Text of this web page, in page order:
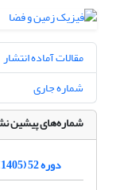
مقالات آماده انتشار
شماره جاری
شماره‌های پیشین
دوره 52 (1405)